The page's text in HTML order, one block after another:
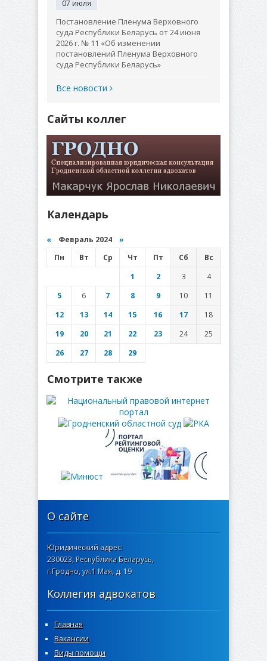
07 июля
Постановление Пленума Верховного
суда Республики Беларусь от 24 июня
2026 г. № 11 «Об изменении
постановлений Пленума Верховного
суда Республики Беларусь»
Все новости
Сайты коллег
Календарь
« Февраль 2024 »
Пн
Вт Ср Чт Пт Сб
Вс
1
2 3
4
5
6 7 8 9 10
11
12
13 14 15 16 17
18
19
20 21 22 23 24
25
26
27 28 29
Смотрите также
О сайте
Юридический адрес:
230023, Республика Беларусь,
г.Гродно, ул.1 Мая, д. 19
Коллегия адвокатов
Главная
Вакансии
Виды помощи